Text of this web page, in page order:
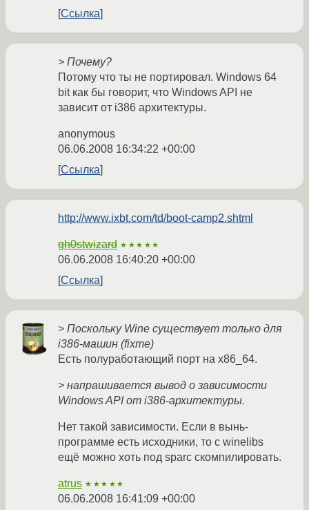
Ссылка
> Почему?
Потому что ты не портировал. Windows 64
bit как бы говорит, что Windows API не
зависит от i386 архитектуры.
anonymous
06.06.2008 16:34:22 +00:00
Ссылка
http://www.ixbt.com/td/boot-camp2.shtml
gh0stwizard ★★★★★
06.06.2008 16:40:20 +00:00
Ссылка
> Поскольку Wine существует только для
i386-машин (fixme)
Есть полуработающий порт на x86_64.
> напрашивается вывод о зависимости
Windows API от i386-архитектуры.
Нет такой зависимости. Если в вынь-
программе есть исходники, то с winelibs
ещё можно хоть под sparc скомпилировать.
atrus ★★★★★
06.06.2008 16:41:09 +00:00